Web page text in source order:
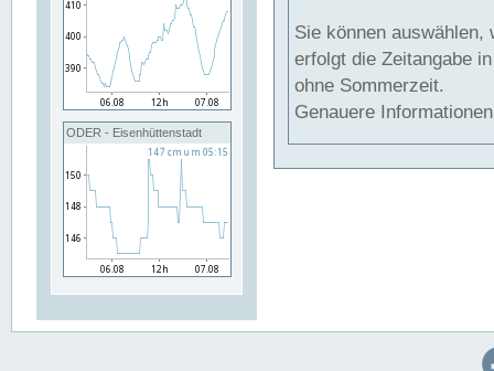
ODER - Eisenhüttenstadt
Sie können auswählen,
erfolgt die Zeitangabe
ohne Sommerzeit.
Genauere